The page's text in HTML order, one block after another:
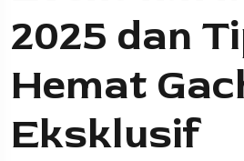
2025 dan
Hemat
Eksklusif